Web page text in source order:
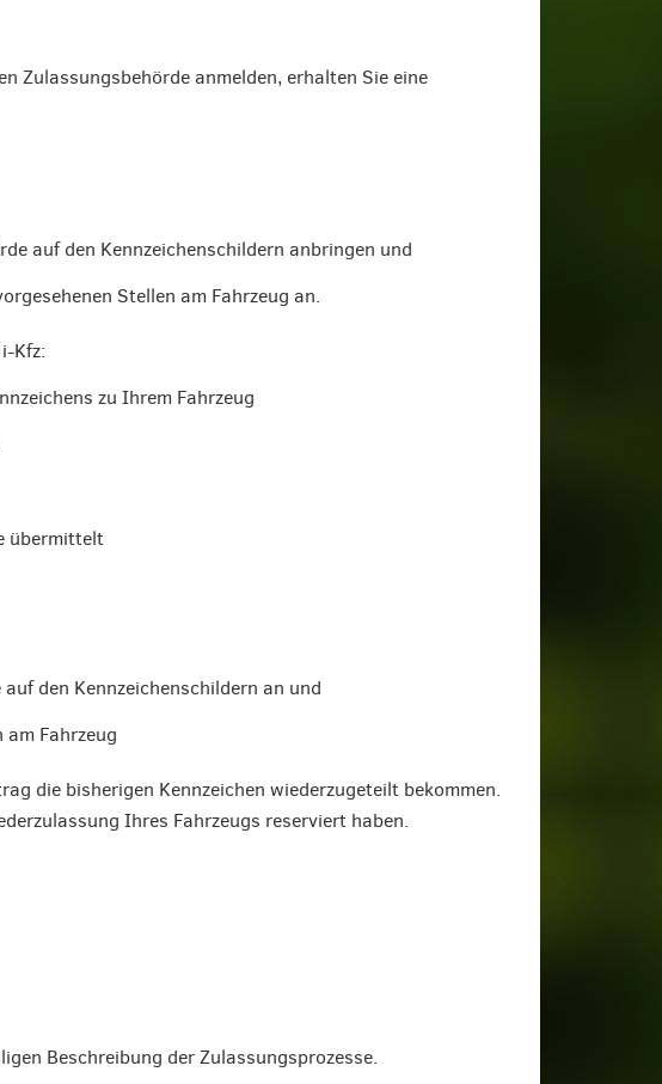
Zulassungsbehörde anmelden, erhalten Sie eine
auf den Kennzeichenschildern anbringen und
Stellen am Fahrzeug an.
Kfz:
zu Ihrem Fahrzeug
übermittelt
den Kennzeichenschildern an und
am Fahrzeug
die bisherigen Kennzeichen wiederzugeteilt bekommen.
Ihres Fahrzeugs reserviert haben.
Beschreibung der Zulassungsprozesse.